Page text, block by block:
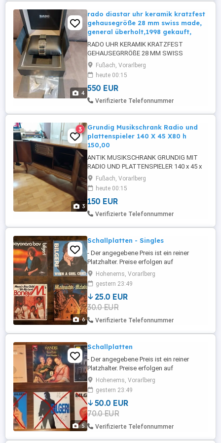
4
rado diastar uhr keramik kratzfest
gehausegröße 28 mm swiss made,
general überholt,1998 gekauft,
RADO UHR KERAMIK KRATZFEST
GEHAUSEGRRÖßE 28 MM SWISS
MADE,GANZ FLACH,
Fußach, Vorarlberg
heute 00:15
550 EUR
Verifizierte Telefonnummer
3
3
Grundig Musikschrank Radio und
plattenspieler 140 X 45 X80 h
150,00
ANTIK MUSIKSCHRANK GRUNDIG MIT
RADIO UND PLATTENSPIELER 140 x 45 x
80 h 150,00
Fußach, Vorarlberg
heute 00:15
150 EUR
Verifizierte Telefonnummer
6
Schallplatten - Singles
- Der angegebene Preis ist ein reiner
Platzhalter. Preise erfolgen auf
Verhandlungsbasis. - Unverbindliche
Begutachtung ist gerne möglich per
Terminvereinbarung. - Versand ist
ebenfalls möglich gegen
Vorabüberweisung (kein PayPal).
Versandkosten kommen hinzu.
Hohenems, Vorarlberg
gestern 23:49
25.0 EUR
30.0 EUR
Verifizierte Telefonnummer
5
Schallplatten
- Der angegebene Preis ist ein reiner
Platzhalter. Preise erfolgen auf
Verhandlungsbasis. - Einer Schallplatte
fehlt die Plattenhülle (siehe Bild) - Auf
Anfrage und falls zu dem Zeitpunkt noch
vorhanden, gibt es ein altes
Schallplattenalbum bei einer Abnahme
von bereits einem Stück gratis mit dazu. ...
Hohenems, Vorarlberg
gestern 23:49
50.0 EUR
70.0 EUR
Verifizierte Telefonnummer